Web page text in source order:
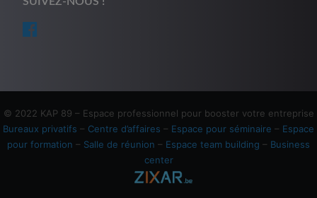
© 2022 KAP 89 – Espace professionnel pour booster votre entreprise
Bureaux privatifs – Centre d’affaires – Espace pour séminaire – Espace
pour formation – Salle de réunion – Espace team building – Business
center